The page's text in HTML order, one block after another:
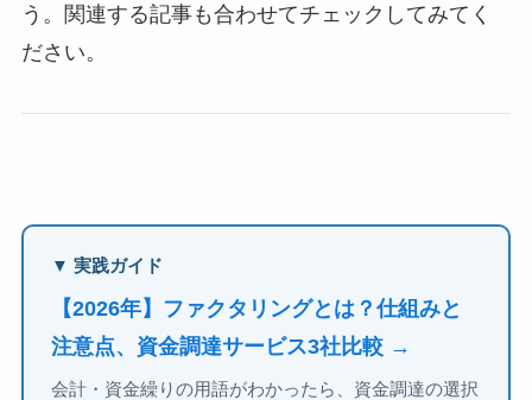
う。関連する記事も合わせてチェックしてみてく
ださい。
▼ 実践ガイド
【2026年】ファクタリングとは？仕組みと
注意点、資金調達サービス3社比較 →
会計・資金繰りの用語がわかったら、資金調達の選択